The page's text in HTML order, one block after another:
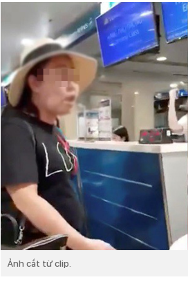
Ảnh cắt từ clip.